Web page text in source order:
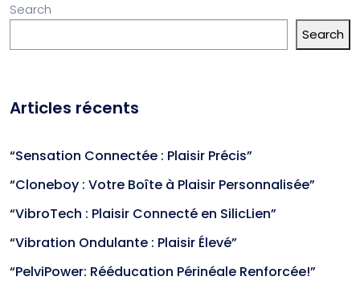
Search
Search
Articles récents
“Sensation Connectée : Plaisir Précis”
“Cloneboy : Votre Boîte à Plaisir Personnalisée”
“VibroTech : Plaisir Connecté en SilicLien”
“Vibration Ondulante : Plaisir Élevé”
“PelviPower: Rééducation Périnéale Renforcée!”